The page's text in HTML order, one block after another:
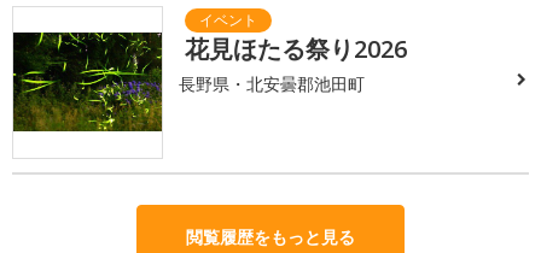
花見ほたる祭り2026
長野県・北安曇郡池田町
閲覧履歴をもっと見る